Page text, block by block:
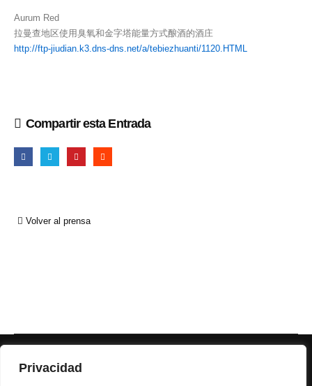
Privacidad
Aurum Red
拉曼查地区使用臭氧和金字塔能量方式酿酒的酒庄
http://ftp-jiudian.k3.dns-dns. net/a/tebiezhuanti/1120.HTML
Compartir esta Entrada
Volver al prensa